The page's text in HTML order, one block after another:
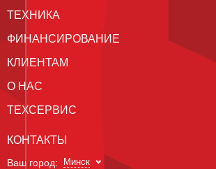
ТЕХНИКА
ФИНАНСИРОВАНИЕ
КЛИЕНТАМ
О НАС
ТЕХСЕРВИС
КОНТАКТЫ
Ваш город: Минск